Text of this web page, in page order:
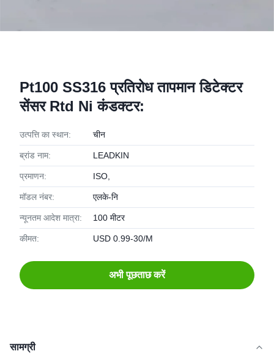
Pt100 SS316 प्रतिरोध तापमान डिटेक्टर
सेंसर Rtd Ni कंडक्टर:
उत्पत्ति का स्थान: चीन
ब्रांड नाम: LEADKIN
प्रमाणन: ISO,
मॉडल नंबर: एलके-नि
न्यूनतम आदेश मात्रा: 100 मीटर
कीमत: USD 0.99-30/M
अभी पूछताछ करें
सामग्री